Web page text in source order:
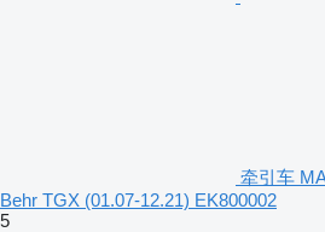
牵引车
Behr TGX (01.07-12.21) EK800002
5